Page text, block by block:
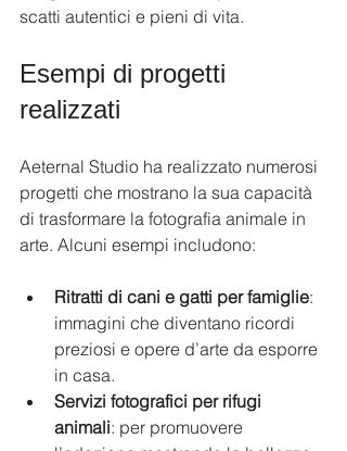
scatti autentici e pieni di vita.
Esempi di progetti
realizzati
Aeternal Studio ha realizzato numerosi
progetti che mostrano la sua capacità
di trasformare la fotografia animale in
arte. Alcuni esempi includono:
Ritratti di cani e gatti per famiglie:
immagini che diventano ricordi
preziosi e opere d’arte da esporre
in casa.
Servizi fotografici per rifugi
animali: per promuovere